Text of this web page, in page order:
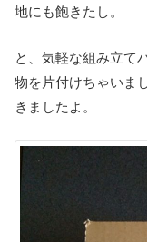
地にも飽きたし。
と、気軽な組み立て
物を片付けちゃいま
きましたよ。